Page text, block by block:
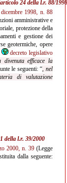
articolo 24 della l.r. 88/1998
1998, n. 88
amministrative e
protezione della
e gestione dei
geotermiche, opere
decreto legislativo
divenuta efficace la
le seguenti: “, nel
di valutazione
della l.r. 39/2000
2000, n. 39 (Legge
dalla seguente: